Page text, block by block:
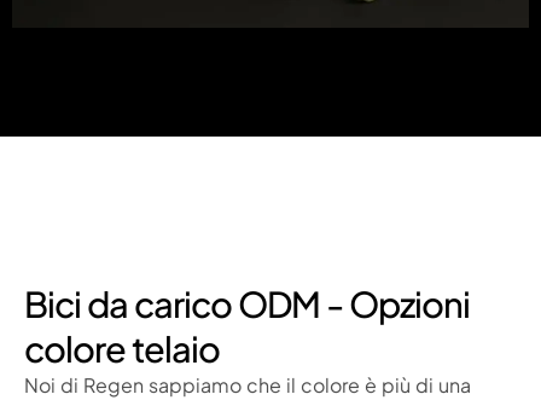
Bici da carico ODM - Opzioni
colore telaio
Noi di Regen sappiamo che il colore è più di una